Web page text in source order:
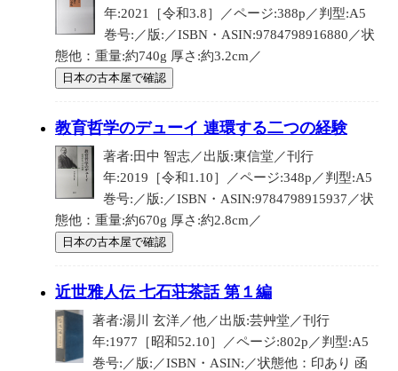
年:2021［令和3.8］／ページ:388p／判型:A5
巻号:／版:／ISBN・ASIN:9784798916880／状
態他：重量:約740g 厚さ:約3.2cm／
日本の古本屋で確認
教育哲学のデューイ 連環する二つの経験
著者:田中 智志／出版:東信堂／刊行
年:2019［令和1.10］／ページ:348p／判型:A5
巻号:／版:／ISBN・ASIN:9784798915937／状
態他：重量:約670g 厚さ:約2.8cm／
日本の古本屋で確認
近世雅人伝 七石荘茶話 第１編
著者:湯川 玄洋／他／出版:芸艸堂／刊行
年:1977［昭和52.10］／ページ:802p／判型:A5
巻号:／版:／ISBN・ASIN:／状態他：印あり 函